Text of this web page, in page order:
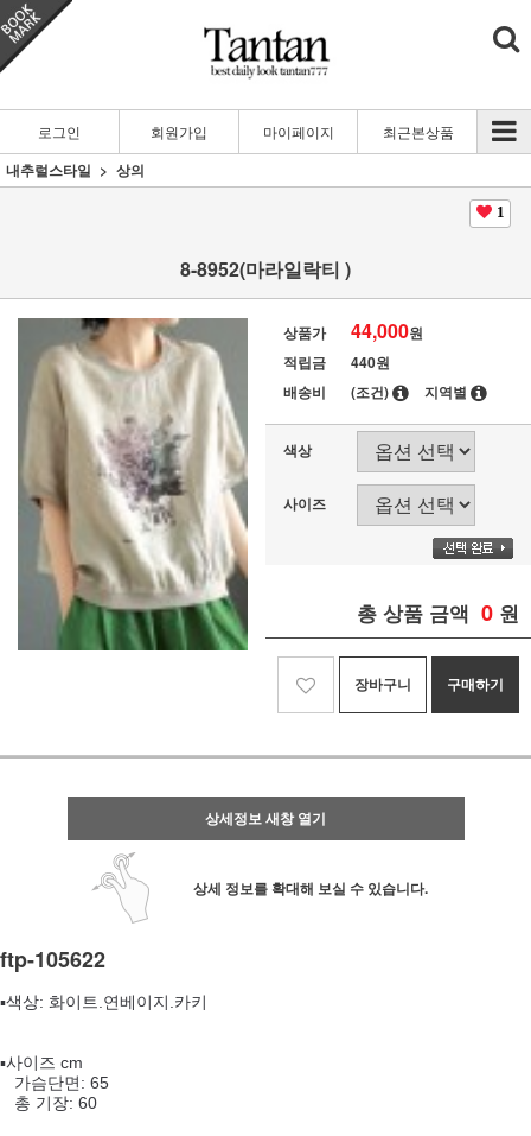
로그인 회원가입 마이페이지 최근본상품
내추럴스타일 상의
1
8-8952(마라일락티 )
상품가 44,000원
적립금
440원
배송비
(조건) 지역별
색상
사이즈
총 상품 금액 0 원
장바구니 구매하기
상세정보 새창 열기
상세 정보를 확대해 보실 수 있습니다.
ftp-105622
▪️색상: 화이트.연베이지.카키
▪️사이즈 cm
가슴단면: 65
총 기장: 60